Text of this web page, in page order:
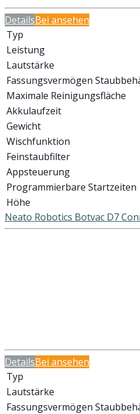
DetailsBei ansehen
Typ
Leistung
Lautstärke
Fassungsvermögen
Maximale Reinigungsfläche
Akkulaufzeit
Gewicht
Wischfunktion
Feinstaubfilter
Appsteuerung
Programmierbare Startzeiten
Höhe
Neato Robotics Botvac D7
DetailsBei ansehen
Typ
Lautstärke
Fassungsvermögen